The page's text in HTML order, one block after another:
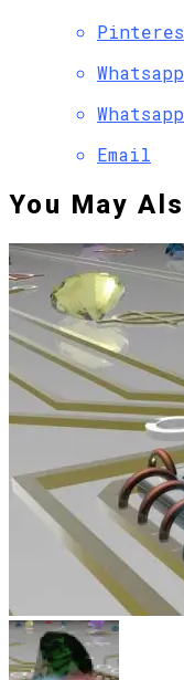
Whatsapp
Whatsapp
Email
You May